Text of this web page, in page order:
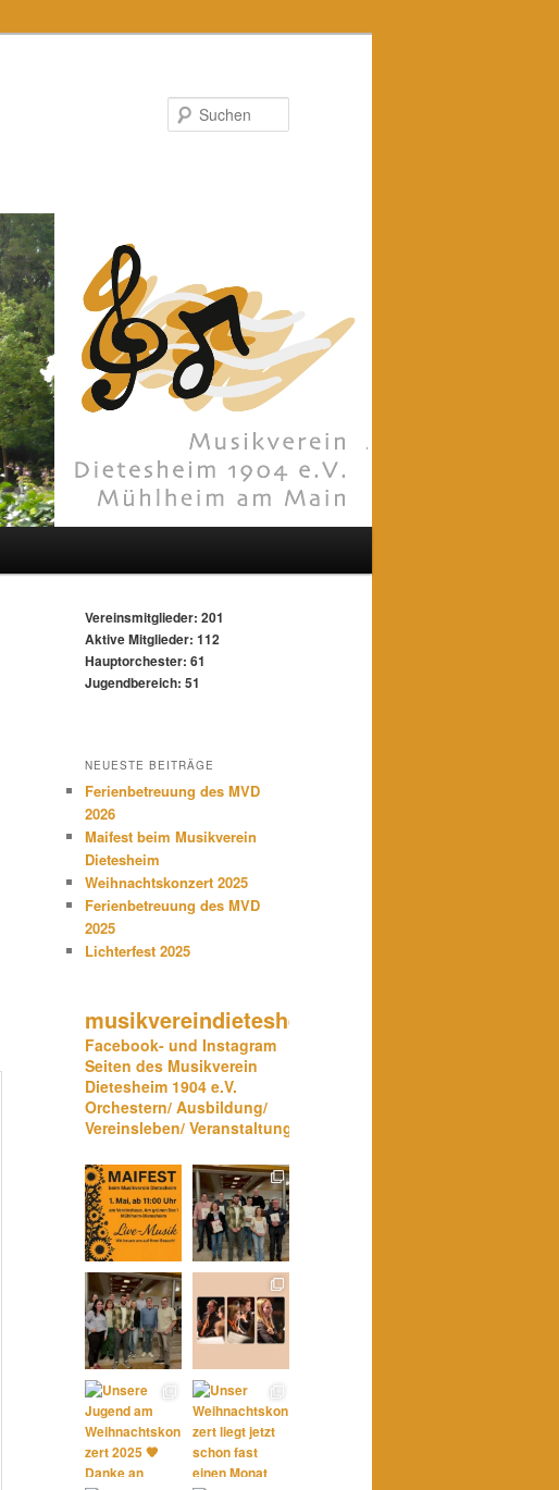
Vereinsmitglieder: 201
Aktive Mitglieder: 112
Hauptorchester: 61
Jugendbereich: 51
NEUESTE BEITRÄGE
Ferienbetreuung des MVD
2026
Maifest beim Musikverein
Dietesheim
Weihnachtskonzert 2025
Ferienbetreuung des MVD
2025
Lichterfest 2025
musikvereindietesheim
Facebook- und Instagram
Seiten des Musikverein
Dietesheim 1904 e.V.
Orchestern/ Ausbildung/
Vereinsleben/ Veranstaltungen